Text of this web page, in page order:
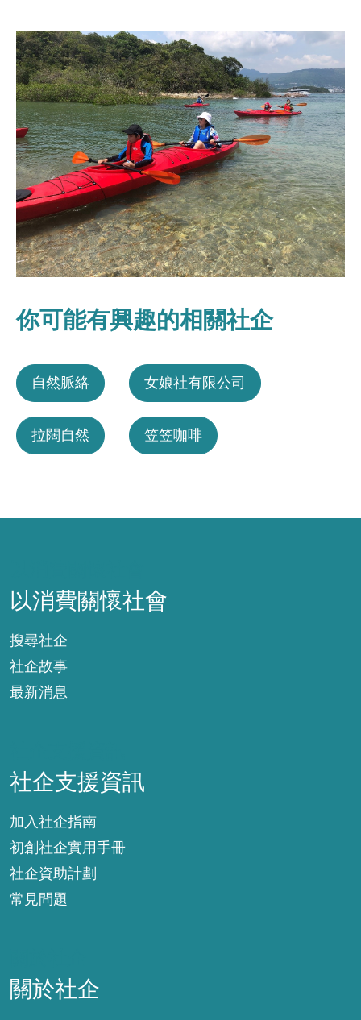
你可能有興趣的相關社企
自然脈絡 女娘社有限公司
拉闊自然 笠笠咖啡
以消費關懷社會
搜尋社企
社企故事
最新消息
社企支援資訊
加入社企指南
初創社企實用手冊
社企資助計劃
常見問題
關於社企